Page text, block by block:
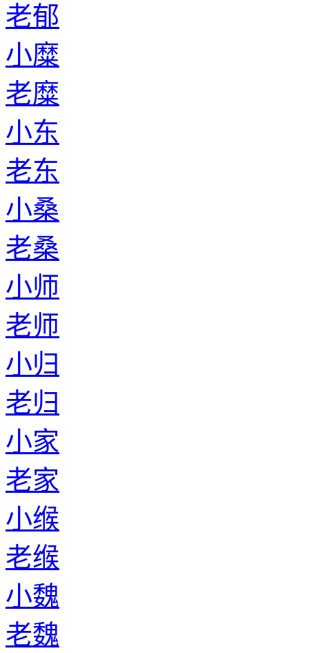
老郁
小糜
老糜
小东
老东
小桑
老桑
小师
老师
小归
老归
小家
老家
小缑
老缑
小魏
老魏